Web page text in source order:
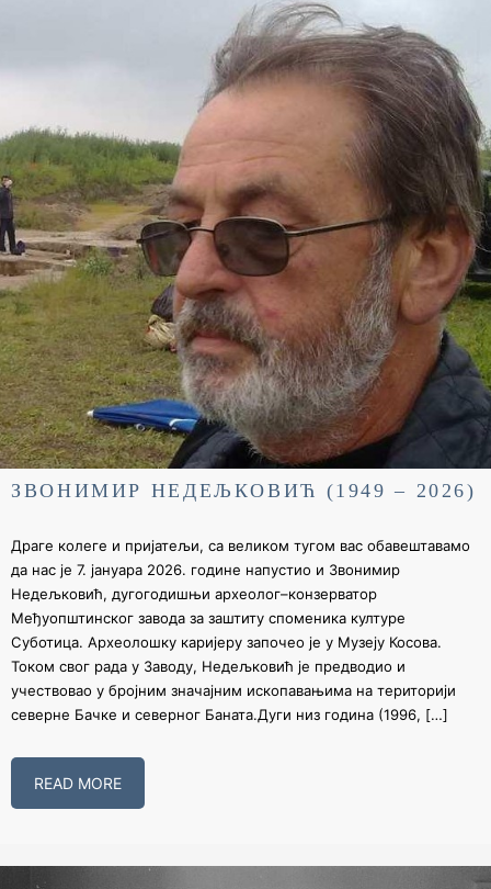
ЗВОНИМИР НЕДЕЉКОВИЋ (1949 – 2026)
Драге колеге и пријатељи, са великом тугом вас обавештавамо
да нас је 7. јануара 2026. године напустио и Звонимир
Недељковић, дугогодишњи археолог–конзерватор
Међуопштинског завода за заштиту споменика културе
Суботица. Археолошку каријеру започео је у Музеју Косова.
Током свог рада у Заводу, Недељковић је предводио и
учествовао у бројним значајним ископавањима на територији
северне Бачке и северног Баната.Дуги низ година (1996, […]
READ MORE